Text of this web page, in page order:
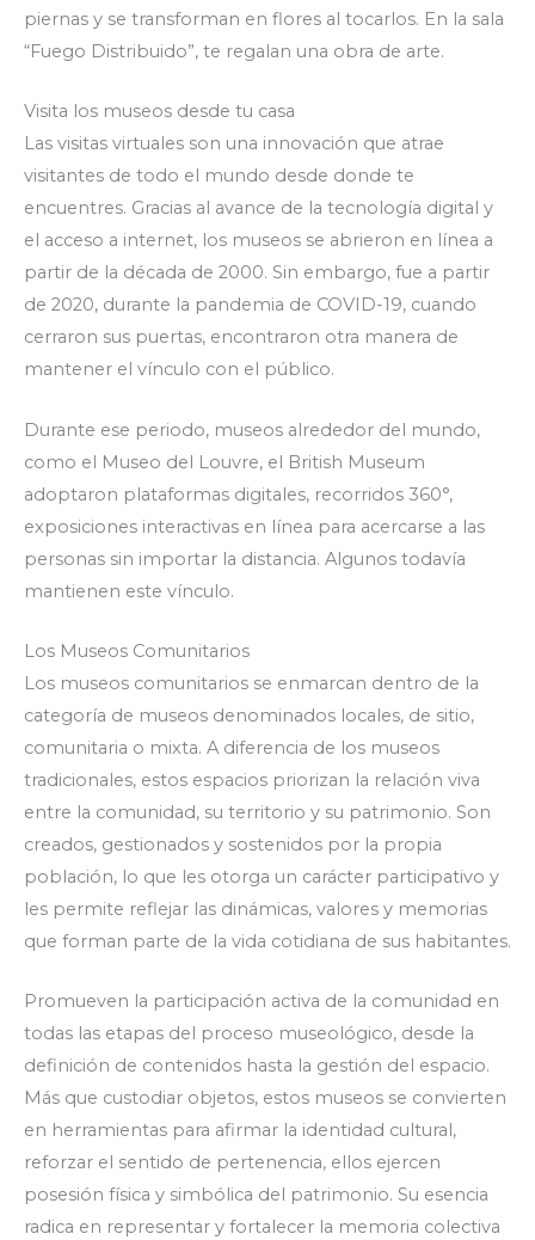
piernas y se transforman en flores al tocarlos. En la sala
“Fuego Distribuido”, te regalan una obra de arte.
Visita los museos desde tu casa
Las visitas virtuales son una innovación que atrae
visitantes de todo el mundo desde donde te
encuentres. Gracias al avance de la tecnología digital y
el acceso a internet, los museos se abrieron en línea a
partir de la década de 2000. Sin embargo, fue a partir
de 2020, durante la pandemia de COVID-19, cuando
cerraron sus puertas, encontraron otra manera de
mantener el vínculo con el público.
Durante ese periodo, museos alrededor del mundo,
como el Museo del Louvre, el British Museum
adoptaron plataformas digitales, recorridos 360°,
exposiciones interactivas en línea para acercarse a las
personas sin importar la distancia. Algunos todavía
mantienen este vínculo.
Los Museos Comunitarios
Los museos comunitarios se enmarcan dentro de la
categoría de museos denominados locales, de sitio,
comunitaria o mixta. A diferencia de los museos
tradicionales, estos espacios priorizan la relación viva
entre la comunidad, su territorio y su patrimonio. Son
creados, gestionados y sostenidos por la propia
población, lo que les otorga un carácter participativo y
les permite reflejar las dinámicas, valores y memorias
que forman parte de la vida cotidiana de sus habitantes.
Promueven la participación activa de la comunidad en
todas las etapas del proceso museológico, desde la
definición de contenidos hasta la gestión del espacio.
Más que custodiar objetos, estos museos se convierten
en herramientas para afirmar la identidad cultural,
reforzar el sentido de pertenencia, ellos ejercen
posesión física y simbólica del patrimonio. Su esencia
radica en representar y fortalecer la memoria colectiva